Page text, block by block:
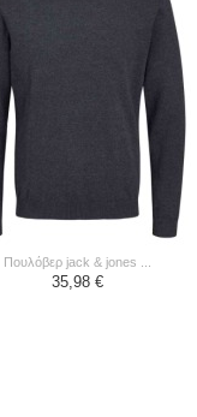
πουλόβερ jack & jones ...
35,98 €